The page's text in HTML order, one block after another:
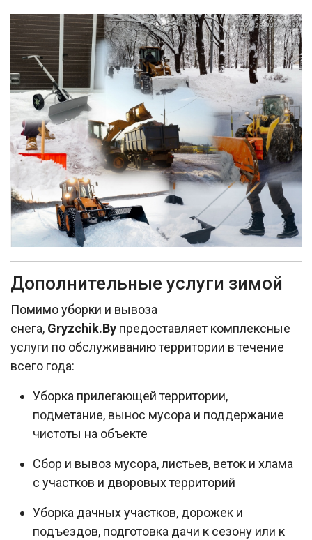
Дополнительные услуги зимой
Помимо уборки и вывоза
снега, Gryzchik.By предоставляет комплексные
услуги по обслуживанию территории в течение
всего года:​
Уборка прилегающей территории,
подметание, вынос мусора и поддержание
чистоты на объекте
Сбор и вывоз мусора, листьев, веток и хлама
с участков и дворовых территорий
Уборка дачных участков, дорожек и
подъездов, подготовка дачи к сезону или к